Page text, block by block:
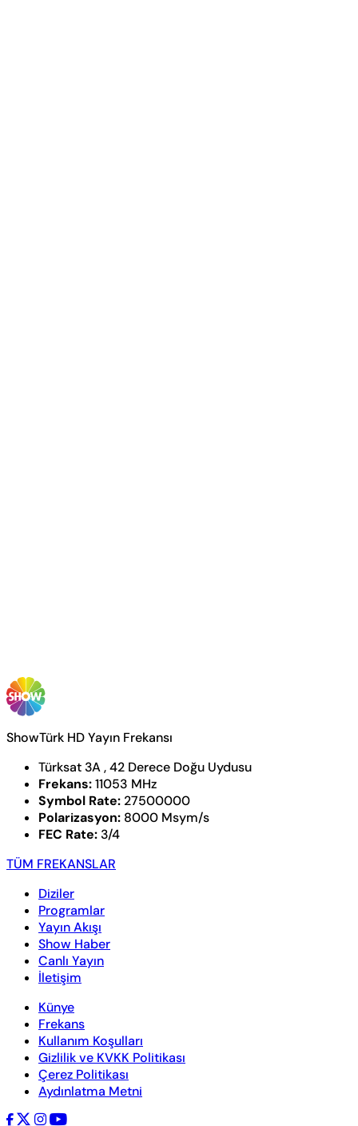
ShowTürk HD Yayın Frekansı
Türksat 3A , 42 Derece Doğu Uydusu
Frekans:11053 MHz
Symbol Rate: 27500000
Polarizasyon: 8000 Msym/s
FEC Rate: 3/4
TÜM FREKANSLAR
Diziler
Programlar
Yayın Akışı
Show Haber
Canlı Yayın
İletişim
Künye
Frekans
Kullanım Koşulları
Gizlilik ve KVKK Politikası
Çerez Politikası
Aydınlatma Metni